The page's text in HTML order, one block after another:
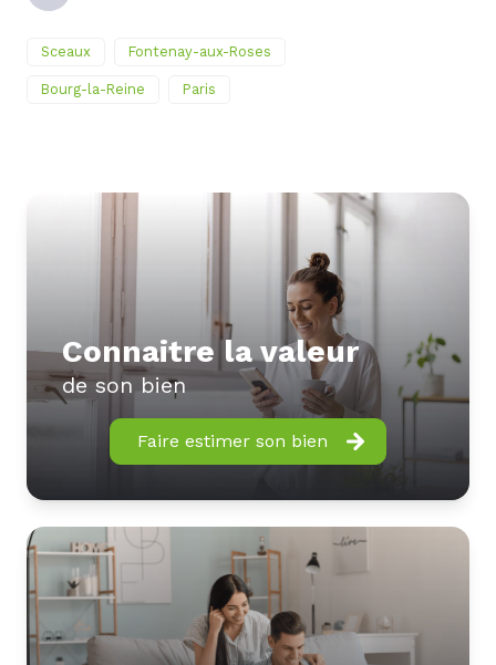
Sceaux Fontenay-aux-Roses
Bourg-la-Reine Paris
Connaitre la valeur
de son bien
Faire estimer son bien